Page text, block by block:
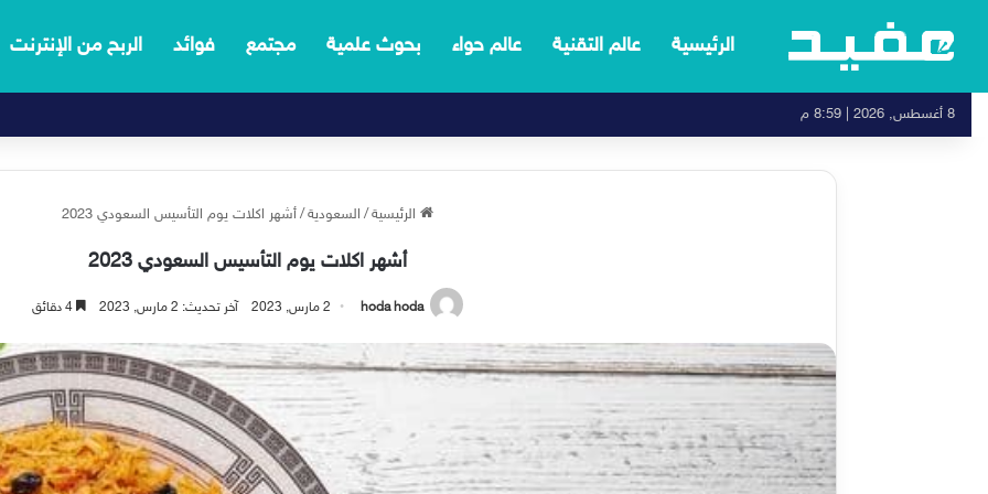
الرئيسية عالم التقنية عالم حواء بحوث علمية مجتمع فوائد الربح من الإنترنت
8 أغسطس, 2026 | 8:59 م
الرئيسية / السعودية / أشهر اكلات يوم التأسيس السعودي 2023
أشهر اكلات يوم التأسيس السعودي 2023
hoda hoda 2 مارس, 2023 آخر تحديث: 2 مارس, 2023 4 دقائق